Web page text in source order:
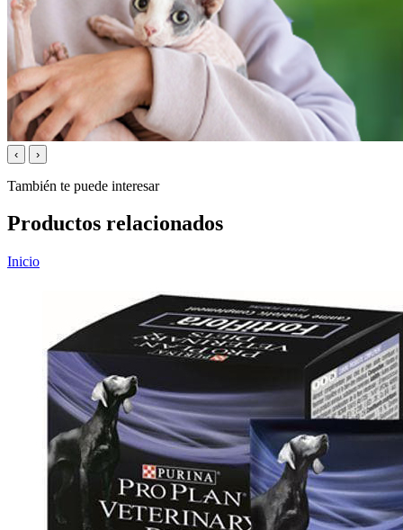
‹ ›
También te puede interesar
Productos relacionados
Inicio